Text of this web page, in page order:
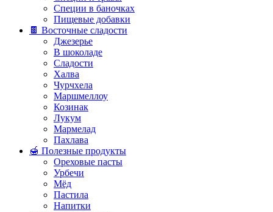
Специи в баночках
Пищевые добавки
🍫 Восточные сладости
Джезерье
В шоколаде
Сладости
Халва
Чурчхела
Маршмеллоу
Козинак
Лукум
Мармелад
Пахлава
🍯 Полезные продукты
Ореховые пасты
Урбечи
Мёд
Пастила
Напитки